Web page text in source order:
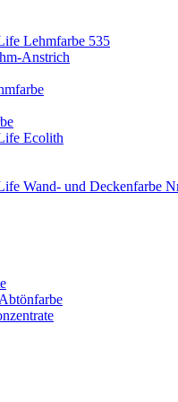
Lehmfarbe 535
Anstrich
Ecolith
Wand- und Deckenfarbe